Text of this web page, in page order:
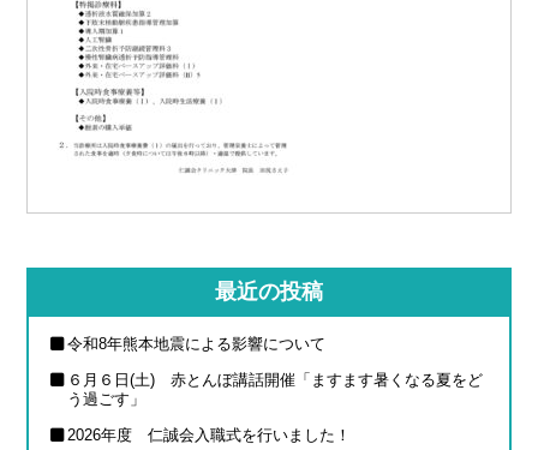
最近の投稿
令和8年熊本地震による影響について
６月６日(土) 赤とんぼ講話開催「ますます暑くなる夏をど
う過ごす」
2026年度 仁誠会入職式を行いました！